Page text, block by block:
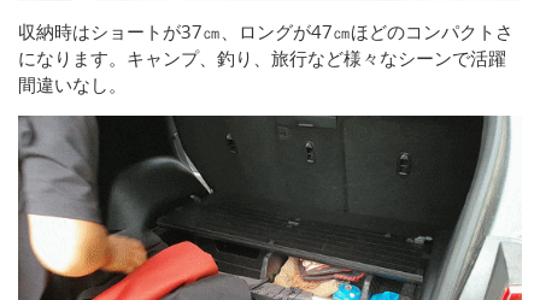
収納時はショートが37㎝、ロングが47㎝ほどのコンパクトさ
になります。キャンプ、釣り、旅行など様々なシーンで活躍
間違いなし。